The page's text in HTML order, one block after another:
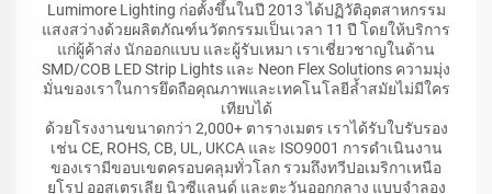
Lumimore Lighting ก่อตั้งขึ้นในปี 2013 ได้ปฏิวัติอุตสาหกรรม
แสงสว่างด้วยผลิตภัณฑ์นวัตกรรมเป็นเวลา 11 ปี โดยให้บริการ
แก่ผู้ค้าส่ง นักออกแบบ และผู้รับเหมา เราเชี่ยวชาญในด้าน
SMD/COB LED Strip Lights และ Neon Flex Solutions ความมุ่ง
มั่นของเราในการยึดถือคุณภาพและเทคโนโลยีล้ำสมัยไม่มีใคร
เทียบได้
ด้วยโรงงานขนาดกว่า 2,000+ ตารางเมตร เราได้รับใบรับรอง
เช่น CE, ROHS, CB, UL, UKCA และ ISO9001 การดำเนินงาน
ของเรามีขอบเขตครอบคลุมทั่วโลก รวมถึงทวีปอเมริกาเหนือ
ยุโรป ออสเตรเลีย นิวซีแลนด์ และตะวันออกกลาง แบบจำลอง